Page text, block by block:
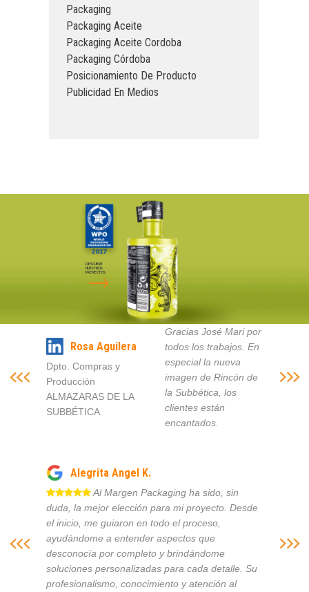
Packaging
Packaging Aceite
Packaging Aceite Cordoba
Packaging Córdoba
Posicionamiento De Producto
Publicidad En Medios
DESCUBRE
NUESTROS
PROYECTOS
Rosa Aguilera
Dpto. Compras y
Producción
ALMAZARAS DE LA
SUBBÉTICA
Gracias José Mari por
todos los trabajos. En
especial la nueva
imagen de Rincón de
la Subbética, los
clientes están
encantados.
Alegrita Angel K.
Al Margen Packaging ha sido, sin
duda, la mejor elección para mi proyecto. Desde
el inicio, me guiaron en todo el proceso,
ayudándome a entender aspectos que
desconocía por completo y brindándome
soluciones personalizadas para cada detalle. Su
profesionalismo, conocimiento y atención al